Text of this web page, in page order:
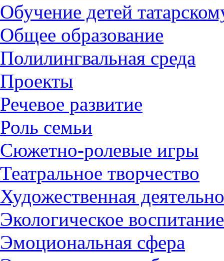
Обучение детей
Общее образование
Полилингвальная среда
Проекты
Речевое развитие
Роль семьи
Сюжетно-ролевые игры
Театральное творчество
Художественная
Экологическое воспитание
Эмоциональная сфера